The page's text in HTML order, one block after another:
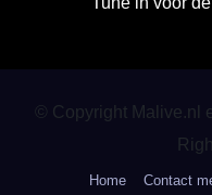
© Copyright Malive.nl
Home Contact